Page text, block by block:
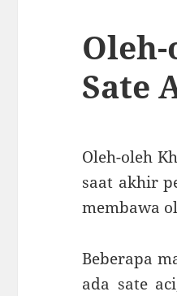
Sate
Oleh-oleh
saat akhir
membawa
Beberapa
ada sate